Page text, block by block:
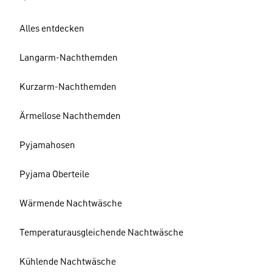
Alles entdecken
Langarm-Nachthemden
Kurzarm-Nachthemden
Ärmellose Nachthemden
Pyjamahosen
Pyjama Oberteile
Wärmende Nachtwäsche
Temperaturausgleichende Nachtwäsche
Kühlende Nachtwäsche